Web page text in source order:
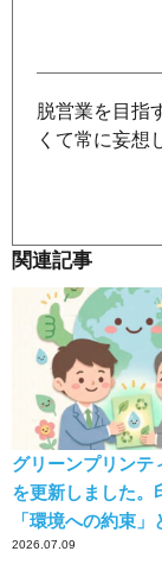
脱営業を目指
くて常に妄想
関連記事
グリーンプリンテ
を更新しました。
「環境への約束」
2026.07.09